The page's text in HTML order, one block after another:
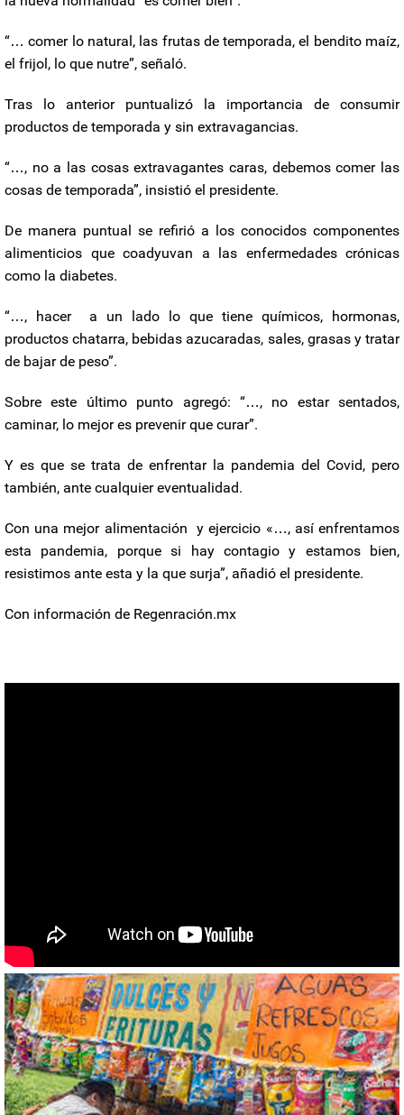
“… comer lo natural, las frutas de temporada, el bendito maíz,
el frijol, lo que nutre”, señaló.
Tras lo anterior puntualizó la importancia de consumir
productos de temporada y sin extravagancias.
“…, no a las cosas extravagantes caras, debemos comer las
cosas de temporada”, insistió el presidente.
De manera puntual se refirió a los conocidos componentes
alimenticios que coadyuvan a las enfermedades crónicas
como la diabetes.
“…, hacer
a un lado lo que tiene químicos, hormonas,
productos chatarra, bebidas azucaradas, sales, grasas y tratar
de bajar de peso”.
Sobre este último punto agregó: “…, no estar sentados,
caminar, lo mejor es prevenir que curar”.
Y es que se trata de enfrentar la pandemia del Covid, pero
también, ante cualquier eventualidad.
Con una mejor alimentación y ejercicio «…, así enfrentamos
esta pandemia, porque si hay contagio y estamos bien,
resistimos ante esta y la que surja”, añadió el presidente.
Con información de Regenración.mx